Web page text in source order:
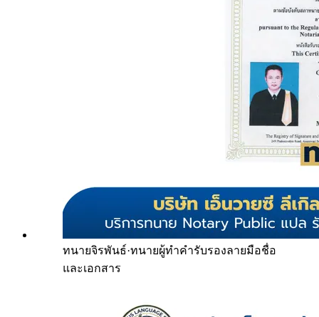
ทนายจิรพันธ์·ทนายผู้ทำคำรับรองลายมือชื่อ
และเอกสาร